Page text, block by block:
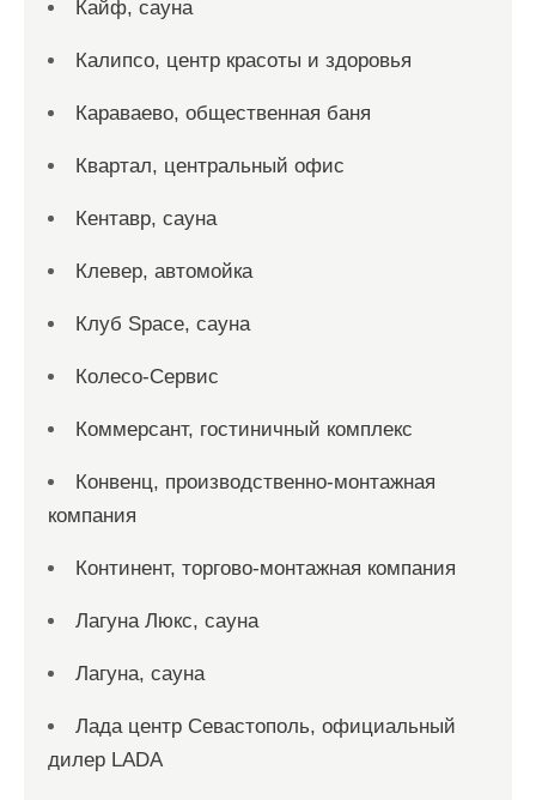
Кайф, сауна
Калипсо, центр красоты и здоровья
Караваево, общественная баня
Квартал, центральный офис
Кентавр, сауна
Клевер, автомойка
Клуб Space, сауна
Колесо-Сервис
Коммерсант, гостиничный комплекс
Конвенц, производственно-монтажная
компания
Континент, торгово-монтажная компания
Лагуна Люкс, сауна
Лагуна, сауна
Лада центр Севастополь, официальный
дилер LADA